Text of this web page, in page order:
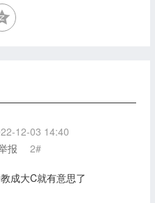
12-03 14:40
报 2#
成大C就有意思了